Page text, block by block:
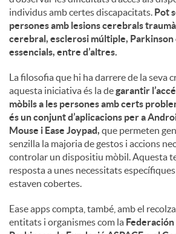
individus amb certes discapacitats. Pot
persones amb lesions cerebrals
cerebral, esclerosi múltiple,
essencials, entre d’altres.
La filosofia que hi ha darrere de la seva
aquesta iniciativa és la degarantir
mòbils a les persones amb certs
és un conjunt d’aplicacions per a
Mouse i Ease Joypad, que permeten
senzilla la majoria de gestos i accions
controlar un dispositiu mòbil. Aquesta
resposta a unes necessitats
estaven cobertes.
Ease apps compta, també, amb el
entitats i organismes com la Federación